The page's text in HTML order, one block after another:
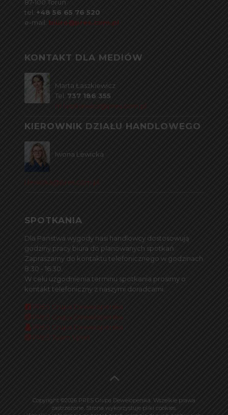
87-100 Toruń
tel. +48 56 65 76 520
e-mail: biuro@pres.com.pl
KONTAKT DLA MEDIÓW
Marta Łaszkiewicz
Tel. 737 186 355
m.laszkiewicz@pres.com.pl
KIEROWNIK DZIAŁU HANDLOWEGO
Iwona Lewicka
i.lewicka@pres.com.pl
SPOTKANIA
Dla Państwa wygody nasi handlowcy dostosowują
godziny pracy biura do planowanych spotkań.
Zapraszamy do kontaktu telefonicznego w godzinach
8:30 - 16:30.
W celu uzgodnienia terminu spotkania prosimy o
kontakt telefoniczny z naszymi doradcami.
PRES Grupa Deweloperska
PRES Grupa Deweloperska
PRES Grupa Deweloperska
PRES Team Sport
Copyright ©2026 PRES Grupa Deweloperska. Wszelkie prawa
zastrzeżone. Strona wykorzystuje pliki cookies.